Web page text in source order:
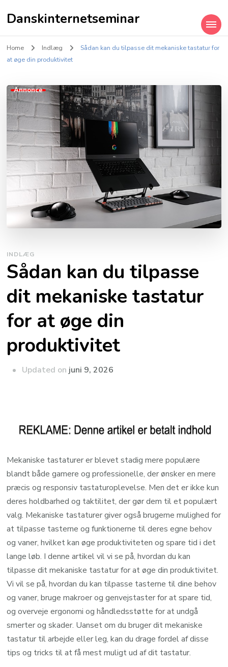
Danskinternetseminar
Home Indlæg
Sådan kan du tilpasse dit mekaniske tastatur for
at øge din produktivitet
Annonce
INDLÆG
Sådan kan du tilpasse
dit mekaniske tastatur
for at øge din
produktivitet
Updated on juni 9, 2026
Mekaniske tastaturer er blevet stadig mere populære
blandt både gamere og professionelle, der ønsker en mere
præcis og responsiv tastaturoplevelse. Men det er ikke kun
deres holdbarhed og taktilitet, der gør dem til et populært
valg. Mekaniske tastaturer giver også brugerne mulighed for
at tilpasse tasterne og funktionerne til deres egne behov
og vaner, hvilket kan øge produktiviteten og spare tid i det
lange løb. I denne artikel vil vi se på, hvordan du kan
tilpasse dit mekaniske tastatur for at øge din produktivitet.
Vi vil se på, hvordan du kan tilpasse tasterne til dine behov
og vaner, bruge makroer og genvejstaster for at spare tid,
og overveje ergonomi og håndledsstøtte for at undgå
smerter og skader. Uanset om du bruger dit mekaniske
tastatur til arbejde eller leg, kan du drage fordel af disse
tips og tricks til at få mest muligt ud af dit tastatur.